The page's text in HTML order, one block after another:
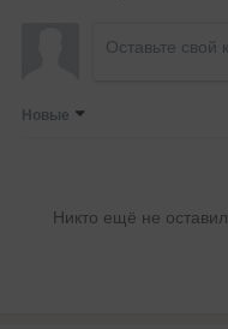
Новые
Никто ещё не